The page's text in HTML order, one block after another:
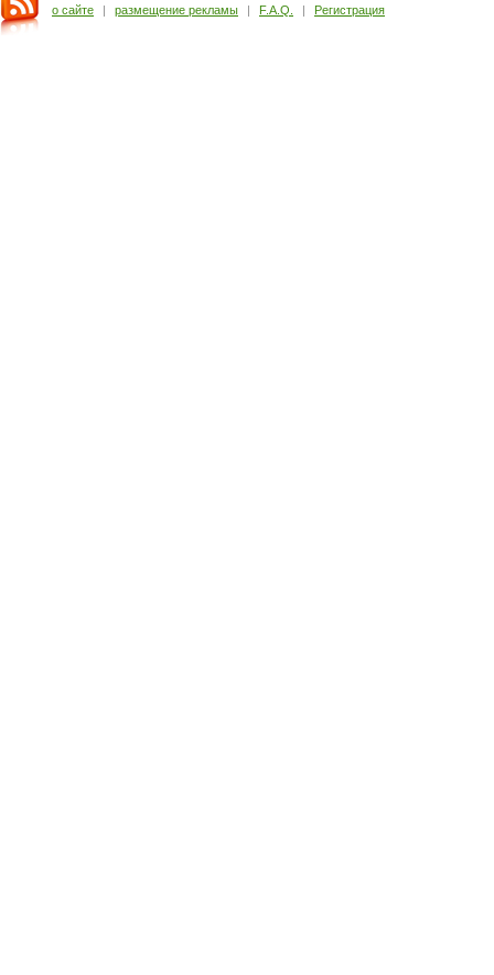
о сайте | размещение рекламы | F.A.Q. | Регистрация